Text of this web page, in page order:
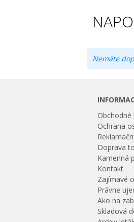
Nemáte
Ochrana
Doprava
Kamenná
Kontakt
Zajímavé
Právne
Ako na
Skladová